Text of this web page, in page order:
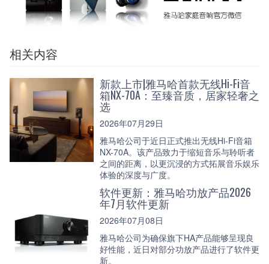
相关内容
新款上市|雅马哈首款无线Hi-Fi音
箱NX-70A：至臻音质，居家轻奢之
选
2026年07月29日
雅马哈公司于近日正式推出无线Hi-Fi音箱
NX-70A。该产品致力于缩短音乐与聆听者
之间的距离，以更沉浸的方式拓展音乐娱乐
体验的深度与广度。
软件更新：雅马哈功放产品2026
年7月软件更新
2026年07月08日
雅马哈公司为确保旗下HA产品能够呈现良
好性能，近日对部分功放产品进行了软件更
新。